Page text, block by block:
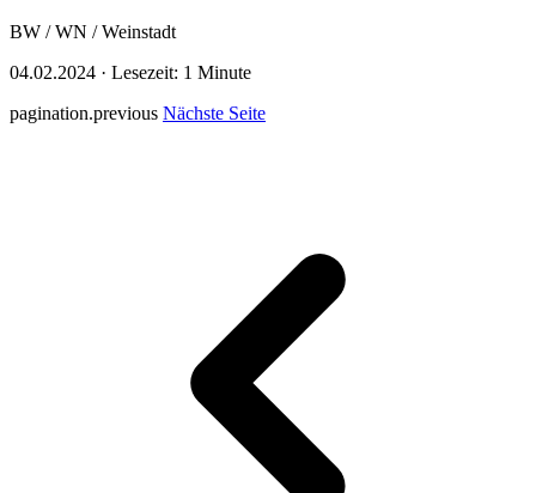
BW / WN / Weinstadt
04.02.2024 · Lesezeit: 1 Minute
pagination.previous Nächste Seite